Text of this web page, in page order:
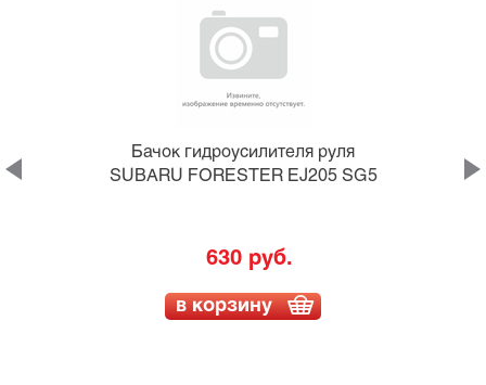
Бачок гидроусилителя руля
SUBARU FORESTER EJ205 SG5
630 руб.
в корзину